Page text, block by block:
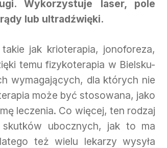
Wykorzystuje laser, pole
lub ultradźwięki.
jak krioterapia, jonoforeza,
temu fizykoterapia w Bielsku-
wymagających, dla których nie
może być stosowana, jako
leczenia. Co więcej, ten rodzaj
ubocznych, jak to ma
też wielu lekarzy wysyła